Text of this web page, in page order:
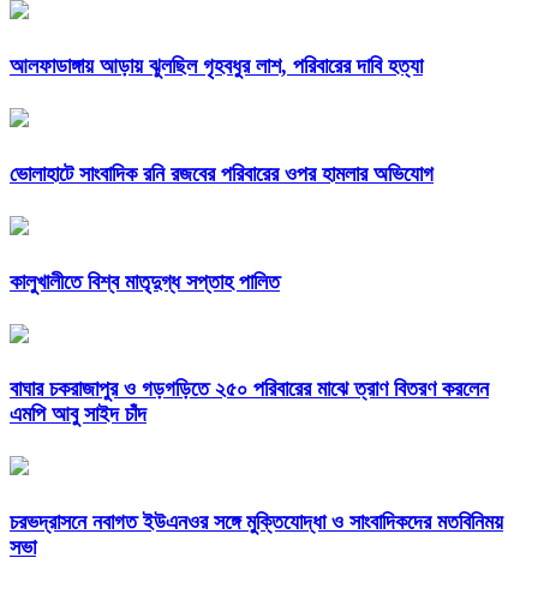
আলফাডাঙ্গায় আড়ায় ঝুলছিল গৃহবধুর লাশ, পরিবারের দাবি হত্যা
ভোলাহাটে সাংবাদিক রনি রজবের পরিবারের ওপর হামলার অভিযোগ
কালুখালীতে বিশ্ব মাতৃদুগ্ধ সপ্তাহ পালিত
বাঘার চকরাজাপুর ও গড়গড়িতে ২৫০ পরিবারের মাঝে ত্রাণ বিতরণ করলেন
এমপি আবু সাইদ চাঁদ
চরভদ্রাসনে নবাগত ইউএনওর সঙ্গে মুক্তিযোদ্ধা ও সাংবাদিকদের মতবিনিময়
সভা